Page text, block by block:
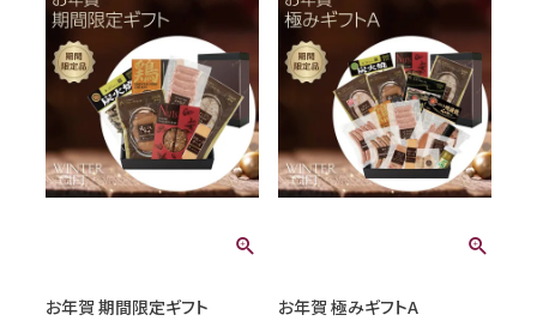
お年賀 期間限定ギフト お年賀 極みギフトA